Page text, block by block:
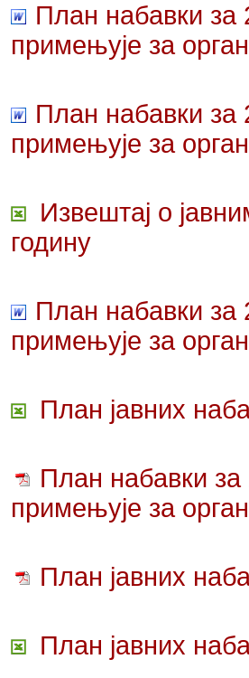
План набавки за
примењује за
План набавки за
примењује за
Извештај о
годину
План набавки за
примењује за
План јавних
План набавки за
примењује за
План јавних
План јавних